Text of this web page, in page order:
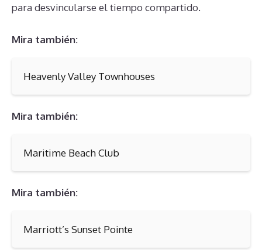
para desvincularse el tiempo compartido.
Mira también:
Heavenly Valley Townhouses
Mira también:
Maritime Beach Club
Mira también:
Marriott’s Sunset Pointe